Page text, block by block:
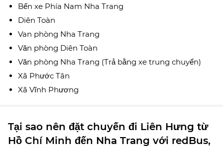
Bến xe Phía Nam Nha Trang
Diên Toàn
Van phòng Nha Trang
Văn phòng Diên Toàn
Văn phòng Nha Trang (Trả bằng xe trung chuyển)
Xã Phước Tân
Xã Vĩnh Phương
Tại sao nên đặt chuyến đi Liên Hưng từ
Hồ Chí Minh đến Nha Trang với redBus,